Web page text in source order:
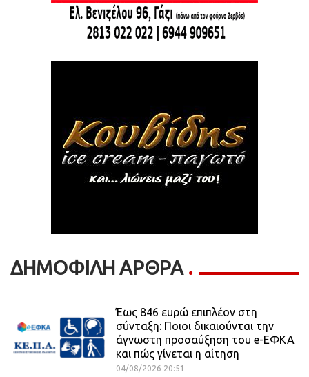
ΔΗΜΟΦΙΛΗ ΑΡΘΡΑ
Έως 846 ευρώ επιπλέον στη
σύνταξη: Ποιοι δικαιούνται την
άγνωστη προσαύξηση του e-ΕΦΚΑ
και πώς γίνεται η αίτηση
04/08/2026 20:51